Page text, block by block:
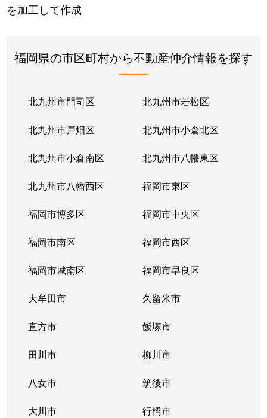
を加工して作成
福岡県の市区町村から不動産仲介情報を探す
北九州市門司区 北九州市若松区
北九州市戸畑区 北九州市小倉北区
北九州市小倉南区 北九州市八幡東区
北九州市八幡西区 福岡市東区
福岡市博多区 福岡市中央区
福岡市南区 福岡市西区
福岡市城南区 福岡市早良区
大牟田市 久留米市
直方市 飯塚市
田川市 柳川市
八女市 筑後市
大川市 行橋市